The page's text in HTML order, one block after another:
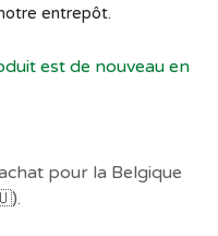
entrepôt.
est de nouveau en
pour la Belgique